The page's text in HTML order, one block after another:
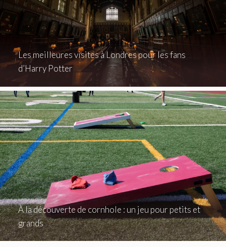
Les meilleures visites à Londres pour les fans
d’Harry Potter
À la découverte de cornhole : un jeu pour petits et
grands